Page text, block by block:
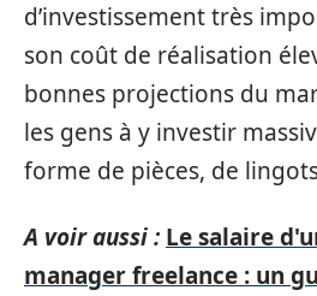
d’investissement très
son coût de réalisation
bonnes projections du
les gens à y investir
forme de pièces, de
A voir aussi : Le salaire
manager freelance : un